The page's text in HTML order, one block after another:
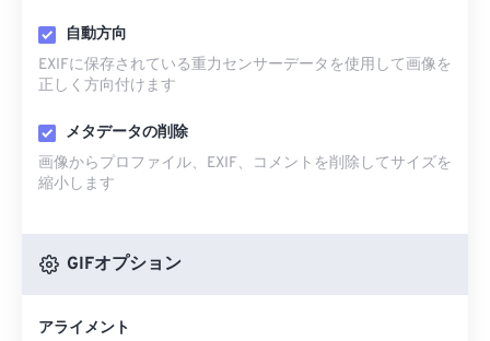
自動方向
EXIFに保存されている重力センサーデータを使用して画像を
正しく方向付けます
メタデータの削除
画像からプロファイル、EXIF、コメントを削除してサイズを
縮小します
GIFオプション
アライメント